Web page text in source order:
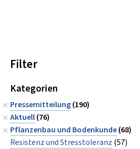
Filter
Kategorien
Pressemitteilung(190)
Aktuell(76)
Pflanzenbau und Bodenkunde(68)
Resistenz und Stresstoleranz (57)